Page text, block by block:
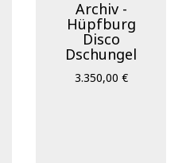
Archiv -
Hüpfburg
Disco
Dschungel
3.350,00 €